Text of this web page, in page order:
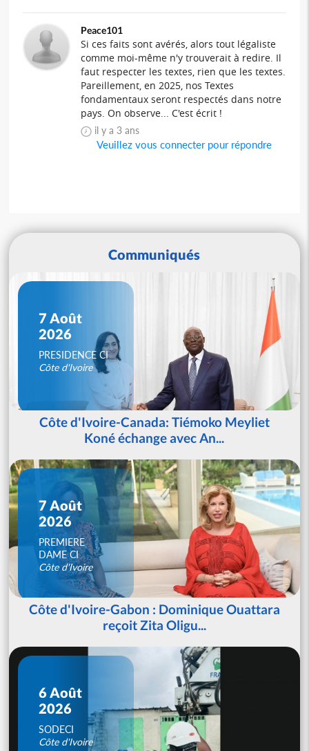
Peace101
Si ces faits sont avérés, alors tout légaliste
comme moi-même n'y trouverait à redire. Il
faut respecter les textes, rien que les textes.
Pareillement, en 2025, nos Textes
fondamentaux seront respectés dans notre
pays. On observe... C'est écrit !
il y a 3 ans
Veuillez vous connecter pour répondre
Communiqués
7 Août
2026
PRESIDENCE CI
Côte d'Ivoire
Côte d'Ivoire-Canada: Tiémoko Meyliet
Koné échange avec An...
7 Août
2026
PREMIERE
DAME CI
Côte d'Ivoire
Côte d'Ivoire-Gabon : Dominique Ouattara
reçoit Zita Oligu...
6 Août
2026
SODECI
Côte d'Ivoire